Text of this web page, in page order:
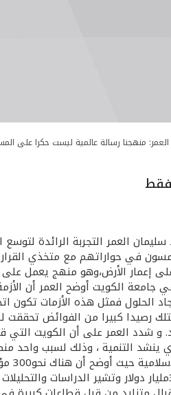
العمر: منهجنا رسالة عالمية ليست حكرا على
فقط
العمر التجربة الرائدة
في حواراتهم مع متخذي
إعمار الأرض،وهو منهج يعمل
جامعة الكويت أوضح العمر أن
فمثل هذه الأزمات تكون
رصيدا كبيرا من الفوائض
شدد العمر على أن الكويت التي
ينشد التنمية ، وذلك لسبب